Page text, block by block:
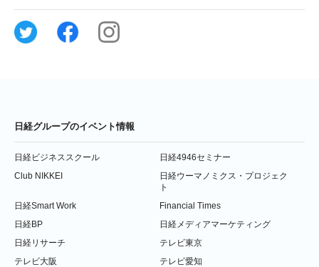
日経グループのイベント情報
日経ビジネススクール
日経4946セミナー
Club NIKKEI
日経ウーマノミクス・プロジェク
ト
日経Smart Work
Financial Times
日経BP
日経メディアマーケティング
日経リサーチ
テレビ東京
テレビ大阪
テレビ愛知